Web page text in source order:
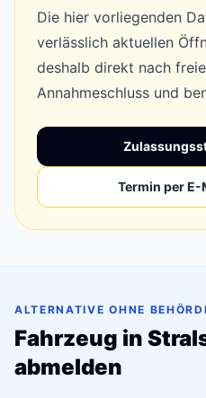
Die hier vorliegenden
verlässlich aktuellen
deshalb direkt nach
Annahmeschluss und
Termin per
ALTERNATIVE OHNE
Fahrzeug in
abmelden